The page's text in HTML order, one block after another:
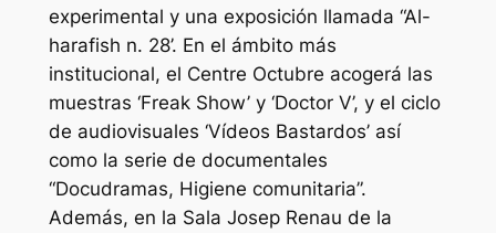
experimental y una exposición llamada “Al-
harafish n. 28’. En el ámbito más
institucional, el Centre Octubre acogerá las
muestras ‘Freak Show’ y ‘Doctor V’, y el ciclo
de audiovisuales ‘Vídeos Bastardos’ así
como la serie de documentales
“Docudramas, Higiene comunitaria”.
Además, en la Sala Josep Renau de la